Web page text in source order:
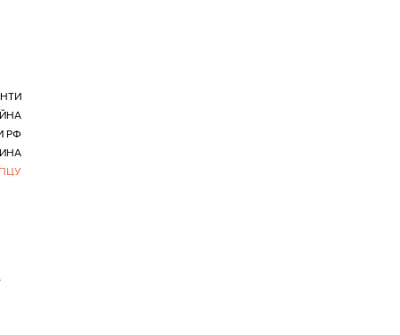
РФ
ПЦУ